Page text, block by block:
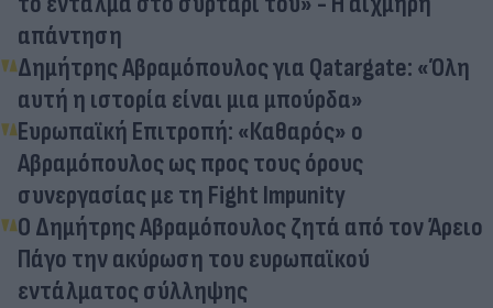
απάντηση
Δημήτρης Αβραμόπουλος για Qatargate: «Όλη
αυτή η ιστορία είναι μια μπούρδα»
Ευρωπαϊκή Επιτροπή: «Καθαρός» ο
Αβραμόπουλος ως προς τους όρους
συνεργασίας με τη Fight Impunity
Ο Δημήτρης Αβραμόπουλος ζητά από τον Άρειο
Πάγο την ακύρωση του ευρωπαϊκού
εντάλματος σύλληψης